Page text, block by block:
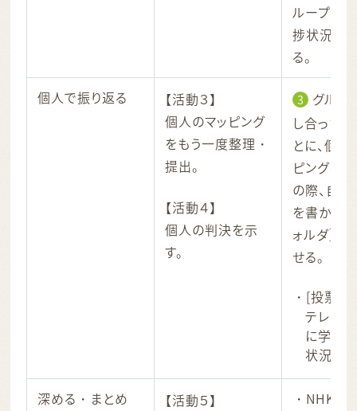
ループの
捗状況を
る。
個人で振り返る
【活動３】
個人のマッピング
をもう一度整理・
提出。
【活動４】
個人の判決を示
す。
3 グルー
し合った
とに、個人
ピングを整
の際、自
を書かせ、
ォルダ］に
せる。
[投票]機
テレビ
に学級
状況を示
深める・まとめ 【活動５】
NHK for